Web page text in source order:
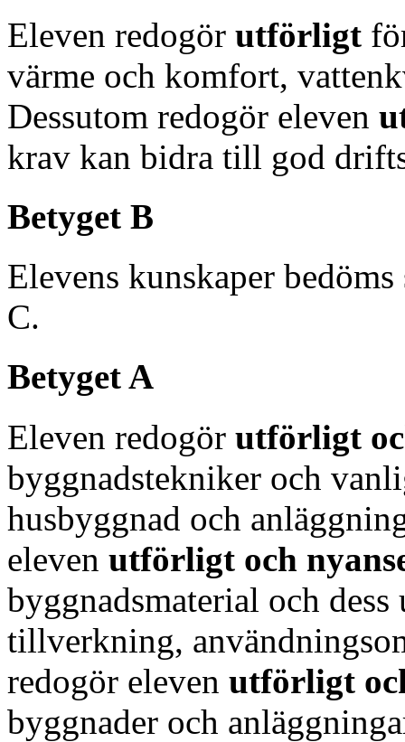
Eleven redogör utförligt
värme och komfort,
Dessutom redogör eleven
krav kan bidra till god
Betyget B
Elevens kunskaper
C.
Betyget A
Eleven redogör utförligt
byggnadstekniker och
husbyggnad och
eleven utförligt och
byggnadsmaterial och
tillverkning,
redogör eleven utförligt
byggnader och